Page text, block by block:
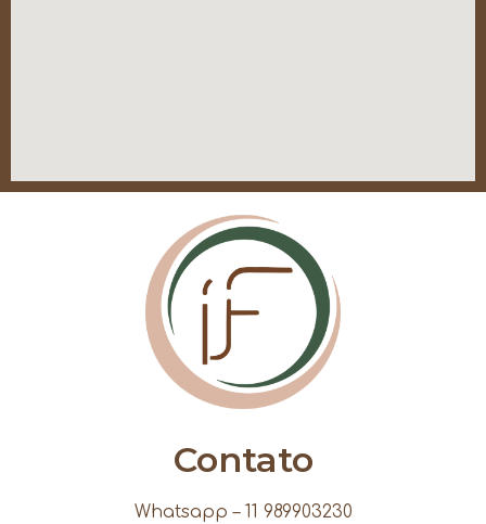
Contato
Whatsapp – 11 989903230